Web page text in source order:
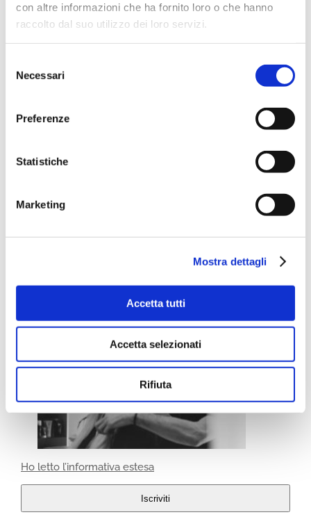
con altre informazioni che ha fornito loro o che hanno
raccolto dal suo utilizzo dei loro servizi.
delNecessari
Preferenze
Statistiche
Marketing
Mostra dettagli
Accetta tutti
Accetta selezionati
Rifiuta
TEL |
Ho letto l’informativa estesa
Iscriviti